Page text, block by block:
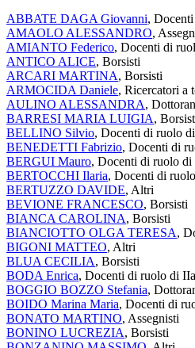
ABBATE DAGA Giovanni,
AMAOLO ALESSANDRO,
AMIANTO Federico, Docenti di
ANTICO ALICE, Borsisti
ARCARI MARTINA, Borsisti
ARMOCIDA Daniele, Ricercatori a
AULINO ALESSANDRA,
BARRESI MARIA LUIGIA,
BELLINO Silvio, Docenti di ruolo
BENEDETTI Fabrizio, Docenti di
BERGUI Mauro, Docenti di ruolo di
BERTOCCHI Ilaria, Docenti di
BERTUZZO DAVIDE, Altri
BEVIONE FRANCESCO, Borsisti
BIANCA CAROLINA, Borsisti
BIANCIOTTO OLGA TERESA,
BIGONI MATTEO, Altri
BLUA CECILIA, Borsisti
BODA Enrica, Docenti di ruolo di
BOGGIO BOZZO Stefania,
BOIDO Marina Maria, Docenti di
BONATO MARTINO, Assegnisti
BONINO LUCREZIA, Borsisti